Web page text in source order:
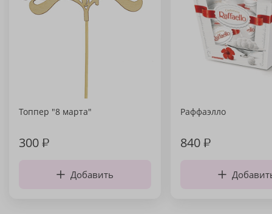
Топпер "8 марта"
300₽
Добавить
Раффаэлло
840₽